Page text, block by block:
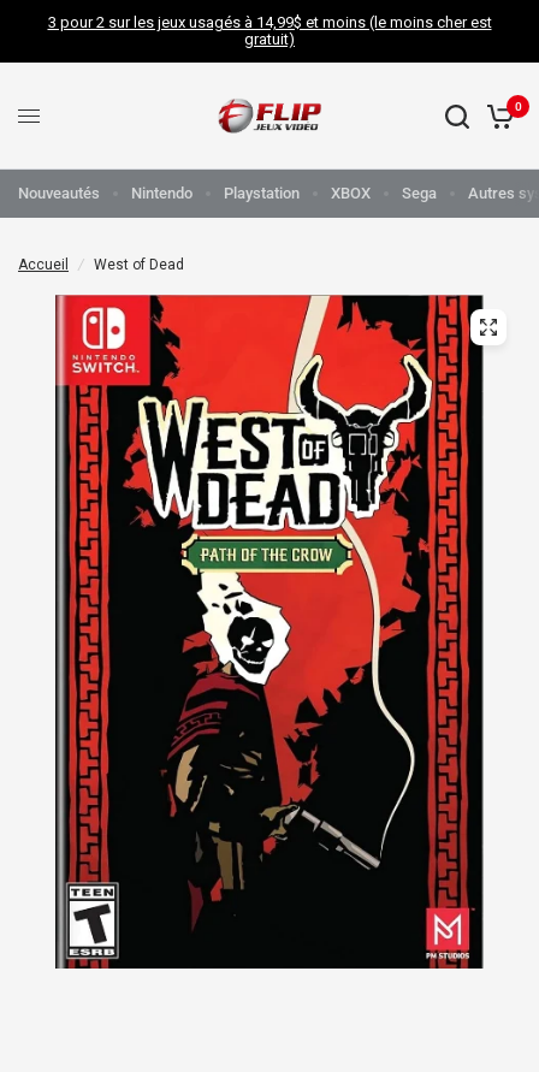
3 pour 2 sur les jeux usagés à 14,99$ et moins (le moins cher est
gratuit)
0
Nouveautés Nintendo Playstation XBOX Sega Autres
Accueil / West of Dead